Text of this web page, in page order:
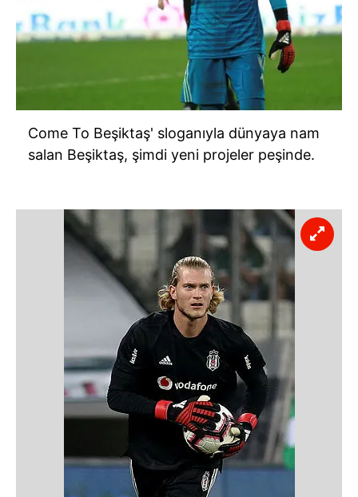
Come To Beşiktaş' sloganıyla dünyaya nam
salan Beşiktaş, şimdi yeni projeler peşinde.